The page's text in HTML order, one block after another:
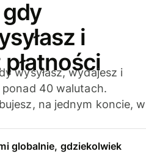
i
wysyłasz, wydajesz i
40 walutach.
na jednym koncie, w
globalnie, gdziekolwiek